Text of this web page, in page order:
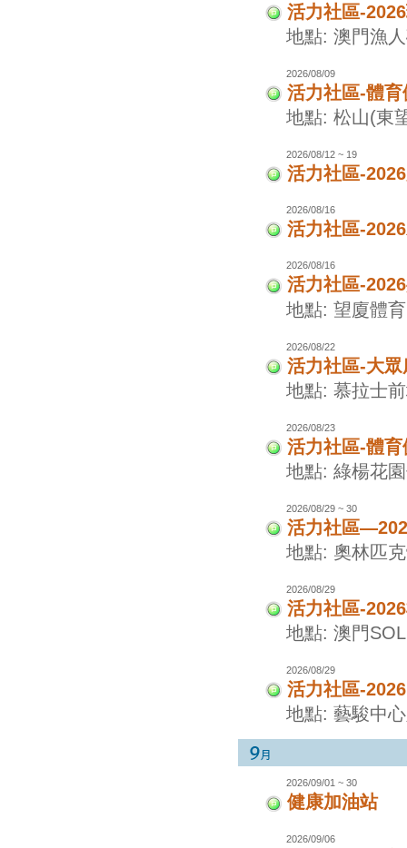
活力社區-
地點: 澳門漁
2026/08/09
活力社區-體
地點: 松山(東
2026/08/12 ~ 19
活力社區-
2026/08/16
活力社區-
2026/08/16
活力社區-
地點: 望廈體
2026/08/22
活力社區-大眾
地點: 慕拉士
2026/08/23
活力社區-體
地點: 綠楊花
2026/08/29 ~ 30
活力社區
地點: 奧林匹
2026/08/29
活力社區-
地點: 澳門
2026/08/29
活力社區-
地點: 藝駿中
2026/09/01 ~ 30
健康加油站
2026/09/06